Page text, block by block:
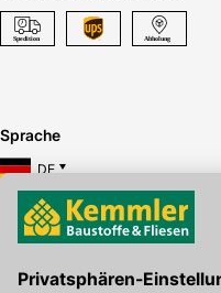
Sprache
DE
Hier gibt's die kostenlose App